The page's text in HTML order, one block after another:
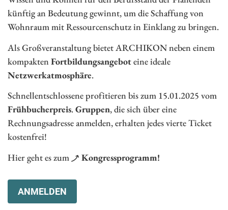
künftig an Bedeutung gewinnt, um die Schaffung von
Wohnraum mit Ressourcenschutz in Einklang zu bringen.
Als Großveranstaltung bietet ARCHIKON neben einem
kompakten Fortbildungsangeboteine ideale
Netzwerkatmosphäre.
Schnellentschlossene profitieren bis zum 15.01.2025 vom
Frühbucherpreis.Gruppen, die sich über eine
Rechnungsadresse anmelden, erhalten jedes vierte Ticket
kostenfrei!
Hier geht es zum
Kongressprogramm!
ANMELDEN